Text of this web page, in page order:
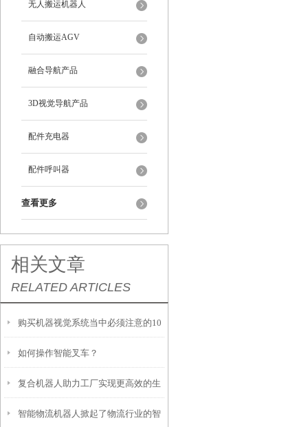
无人搬运机器人
自动搬运AGV
融合导航产品
3D视觉导航产品
配件充电器
配件呼叫器
查看更多
相关文章
RELATED ARTICLES
购买机器视觉系统当中必须注意的10
个问题
如何操作智能叉车？
复合机器人助力工厂实现更高效的生
产力
智能物流机器人掀起了物流行业的智